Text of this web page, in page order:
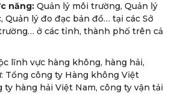
năng: Quản lý môi trường, Quản lý
Quản lý đo đạc bản đồ… tại các Sở
ở các tỉnh, thành phố trên cả
lĩnh vực hàng không, hàng hải,
Tổng công ty Hàng không Việt
ty hàng hải Việt Nam, công ty vận tải